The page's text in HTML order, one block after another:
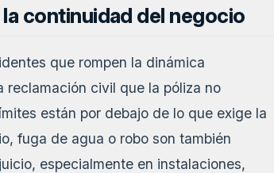
continuidad del negocio
que rompen la dinámica
reclamación civil que la póliza no
están por debajo de lo que exige la
fuga de agua o robo son también
especialmente en instalaciones,